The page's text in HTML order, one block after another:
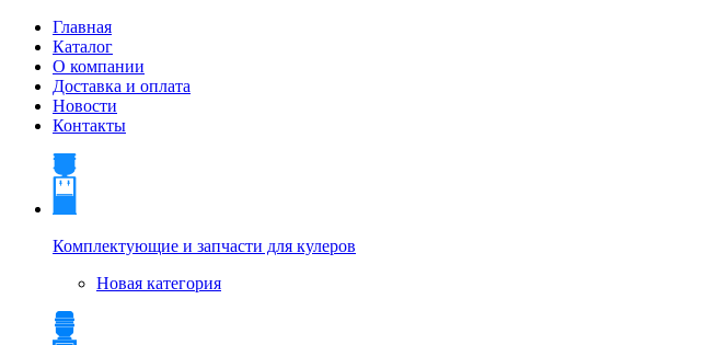
Главная
Каталог
О компании
Доставка и оплата
Новости
Контакты
Комплектующие и запчасти для кулеров
Новая категория